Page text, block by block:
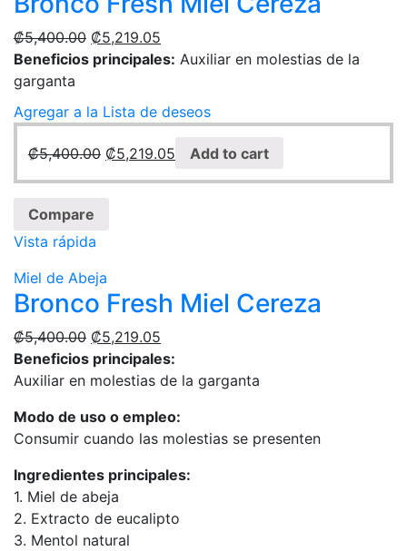
₡5,400.00 ₡5,219.05
Beneficios principales: Auxiliar en molestias de la
garganta
Agregar a la Lista de deseos
₡5,400.00 ₡5,219.05 Add to cart
Compare
Vista rápida
Miel de Abeja
Bronco Fresh Miel Cereza
₡5,400.00 ₡5,219.05
Beneficios principales:
Auxiliar en molestias de la garganta
Modo de uso o empleo:
Consumir cuando las molestias se presenten
Ingredientes principales:
1. Miel de abeja
2. Extracto de eucalipto
3. Mentol natural